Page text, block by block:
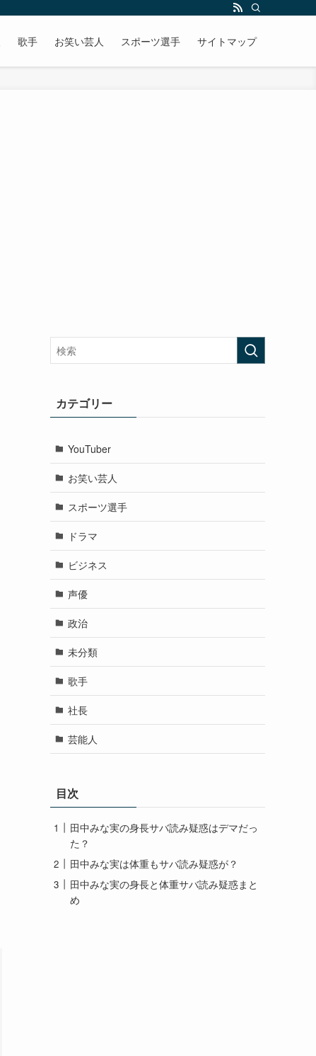
歌手 お笑い芸人 スポーツ選手 サイトマップ
カテゴリー
YouTuber
お笑い芸人
スポーツ選手
ドラマ
ビジネス
声優
政治
未分類
歌手
社長
芸能人
目次
田中みな実の身長サバ読み疑惑はデマだっ
た？
田中みな実は体重もサバ読み疑惑が？
田中みな実の身長と体重サバ読み疑惑まと
め